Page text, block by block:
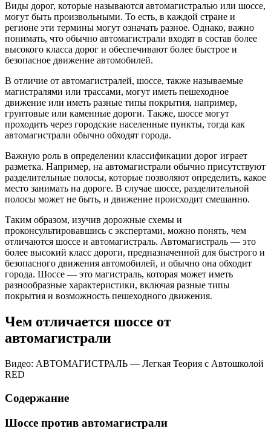
Виды дорог, которые называются автомагистралью или шоссе,
могут быть произвольными. То есть, в каждой стране и
регионе эти термины могут означать разное. Однако, важно
понимать, что обычно автомагистрали входят в состав более
высокого класса дорог и обеспечивают более быстрое и
безопасное движение автомобилей.
В отличие от автомагистралей, шоссе, также называемые
магистралями или трассами, могут иметь пешеходное
движение или иметь разные типы покрытия, например,
грунтовые или каменные дороги. Также, шоссе могут
проходить через городские населенные пункты, тогда как
автомагистрали обычно обходят города.
Важную роль в определении классификации дорог играет
разметка. Например, на автомагистрали обычно присутствуют
разделительные полосы, которые позволяют определить, какое
место занимать на дороге. В случае шоссе, разделительной
полосы может не быть, и движение происходит смешанно.
Таким образом, изучив дорожные схемы и
проконсультировавшись с экспертами, можно понять, чем
отличаются шоссе и автомагистраль. Автомагистраль — это
более высокий класс дороги, предназначенной для быстрого и
безопасного движения автомобилей, и обычно она обходит
города. Шоссе — это магистраль, которая может иметь
разнообразные характеристики, включая разные типы
покрытия и возможность пешеходного движения.
Чем отличается шоссе от
автомагистрали
Видео: АВТОМАГИСТРАЛЬ — Легкая Теория с Автошколой
RED
Содержание
Шоссе против автомагистрали